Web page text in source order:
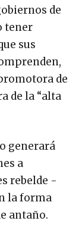
de
tener
sus
de
de la “alta
generará
a
rebelde -
la forma
antaño.